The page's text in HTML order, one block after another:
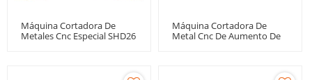
Máquina Cortadora De
Metales Cnc Especial SHD26
Máquina Cortadora De
Metal Cnc De Aumento De